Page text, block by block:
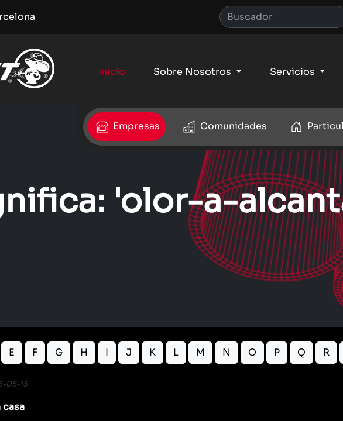
Inicio Sobre Nosotros Servicios
Empresas Comunidades
'olor-a-
E F G H I J K L M N O P Q R
05-15